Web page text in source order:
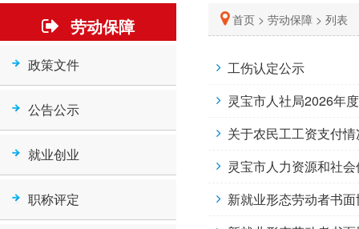
劳动保障
政策文件
公告公示
就业创业
职称评定
首页 > 劳动保障 > 列表
工伤认定公示
灵宝市人社局2026年
关于农民工工资支付
灵宝市人力资源和社
新就业形态劳动者书